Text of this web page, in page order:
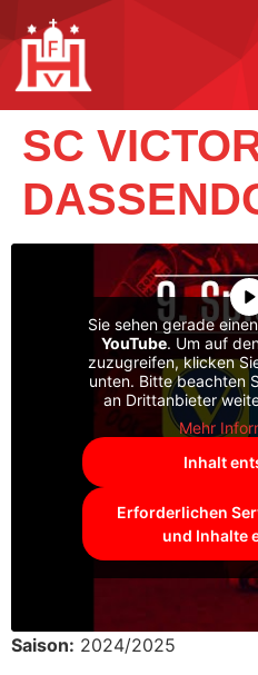
SC
Sie sehen gerade
YouTube. Um auf
zuzugreifen, klicken
unten. Bitte beachten
an Drittanbieter
Mehr
Inhalt
Erforderlichen
und Inhalte
Saison: 2024/2025